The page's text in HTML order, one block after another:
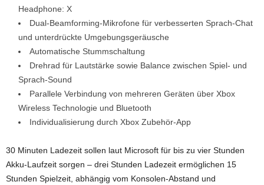
Headphone: X
Dual-Beamforming-Mikrofone für verbesserten Sprach-Chat
und unterdrückte Umgebungsgeräusche
Automatische Stummschaltung
Drehrad für Lautstärke sowie Balance zwischen Spiel- und
Sprach-Sound
Parallele Verbindung von mehreren Geräten über Xbox
Wireless Technologie und Bluetooth
Individualisierung durch Xbox Zubehör-App
30 Minuten Ladezeit sollen laut Microsoft für bis zu vier Stunden
Akku-Laufzeit sorgen – drei Stunden Ladezeit ermöglichen 15
Stunden Spielzeit, abhängig vom Konsolen-Abstand und